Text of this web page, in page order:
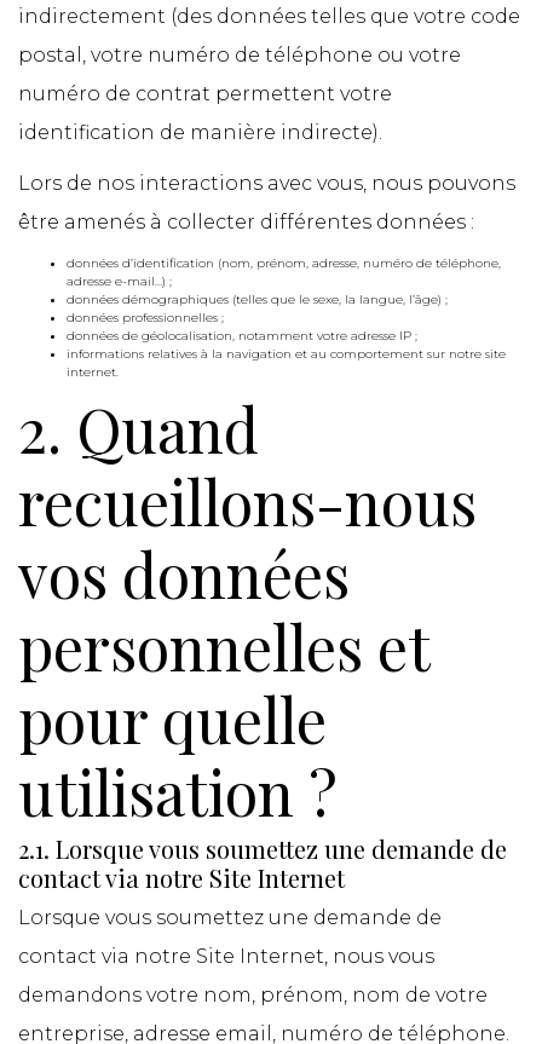
indirectement (des données telles que votre code
postal, votre numéro de téléphone ou votre
numéro de contrat permettent votre
identification de manière indirecte).
Lors de nos interactions avec vous, nous pouvons
être amenés à collecter différentes données :
données d’identification (nom, prénom, adresse, numéro de téléphone,
adresse e-mail…) ;
données démographiques (telles que le sexe, la langue, l’âge) ;
données professionnelles ;
données de géolocalisation, notamment votre adresse IP ;
informations relatives à la navigation et au comportement sur notre site
internet.
2. Quand
recueillons-nous
vos données
personnelles et
pour quelle
utilisation ?
2.1. Lorsque vous soumettez une demande de
contact via notre Site Internet
Lorsque vous soumettez une demande de
contact via notre Site Internet, nous vous
demandons votre nom, prénom, nom de votre
entreprise, adresse email, numéro de téléphone.